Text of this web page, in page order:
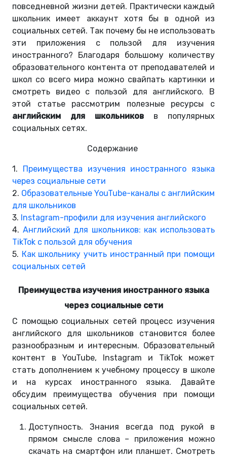
повседневной жизни детей. Практически каждый
школьник имеет аккаунт хотя бы в одной из
социальных сетей. Так почему бы не использовать
эти приложения с пользой для изучения
иностранного? Благодаря большому количеству
образовательного контента от преподавателей и
школ со всего мира можно свайпать картинки и
смотреть видео с пользой для английского. В
этой статье рассмотрим полезные ресурсы с
английским для школьников в популярных
социальных сетях.
Содержание
1.
Преимущества изучения иностранного языка
через социальные сети
2. Образовательные YouTube-каналы с английским
для школьников
3. Instagram-профили для изучения английского
4. Английский для школьников: как использовать
TikTok с пользой для обучения
5. Как школьнику учить иностранный при помощи
социальных сетей
Преимущества изучения иностранного языка
через социальные сети
С помощью социальных сетей процесс изучения
английского для школьников становится более
разнообразным и интересным. Образовательный
контент в YouTube, Instagram и TikTok может
стать дополнением к учебному процессу в школе
и на курсах иностранного языка. Давайте
обсудим преимущества обучения при помощи
социальных сетей.
Доступность. Знания всегда под рукой в
прямом смысле слова – приложения можно
скачать на смартфон или планшет. Смотреть